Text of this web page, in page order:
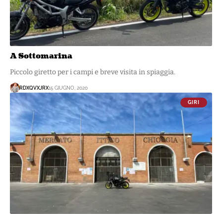
A Sottomarina
Piccolo giretto per i campi e breve visita in spiaggia.
RDXQVXJRX15 GIUGNO, 2020
GIRI